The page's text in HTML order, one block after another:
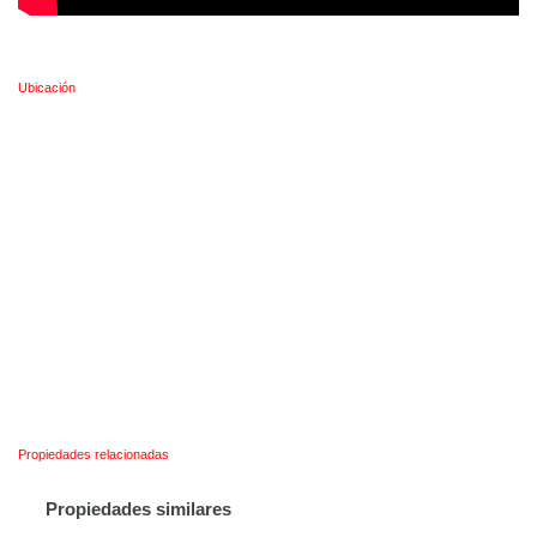
Ubicación
Propiedades relacionadas
Propiedades similares